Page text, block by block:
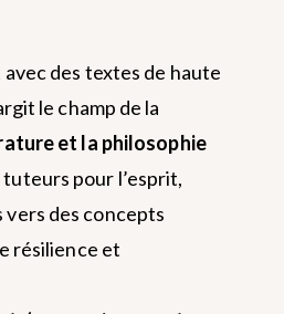
des textes de haute
le champ de la
et la philosophie
pour l’esprit,
vers des concepts
résilience et